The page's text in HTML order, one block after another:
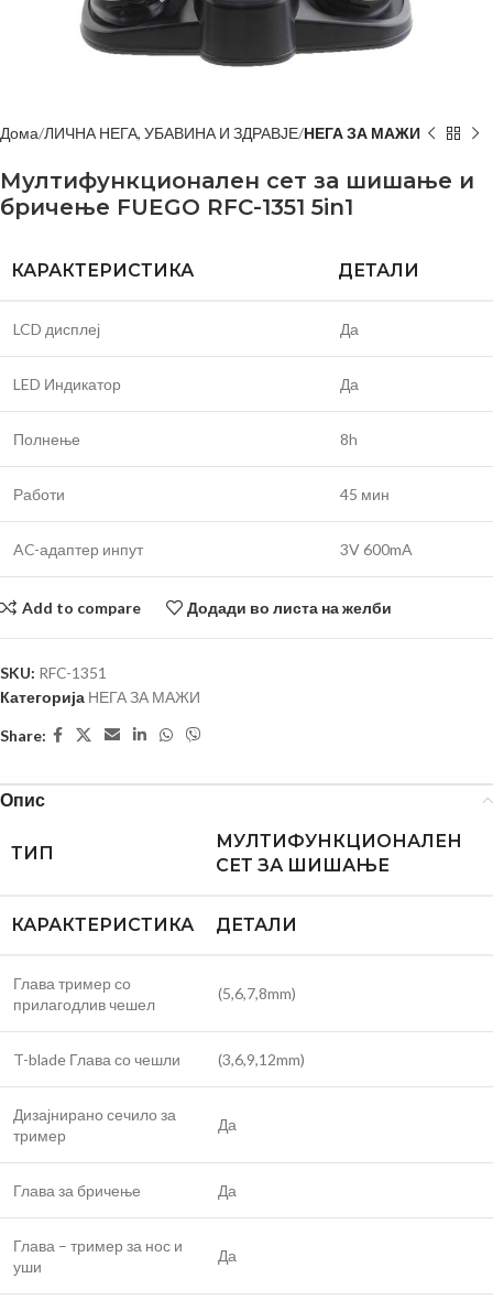
Дома ЛИЧНА НЕГА, УБАВИНА И ЗДРАВЈЕ НЕГА ЗА МАЖИ
Мултифункционален сет за шишање и
бричење FUEGO RFC-1351 5in1
КАРАКТЕРИСТИКА ДЕТАЛИ
LCD дисплеј Да
LED Индикатор Да
Полнење 8h
Работи 45 мин
AC-адаптер инпут 3V 600mA
Add to compare Додади во листа на желби
SKU: RFC-1351
Категорија НЕГА ЗА МАЖИ
Share:
Опис
ТИП
МУЛТИФУНКЦИОНАЛЕН
СЕТ ЗА ШИШАЊЕ
КАРАКТЕРИСТИКА ДЕТАЛИ
Глава тример со
прилагодлив чешел
(5,6,7,8mm)
T-blade Глава со чешли (3,6,9,12mm)
Дизајнирано сечило за
тример
Да
Глава за бричење Да
Глава – тример за нос и
уши
Да